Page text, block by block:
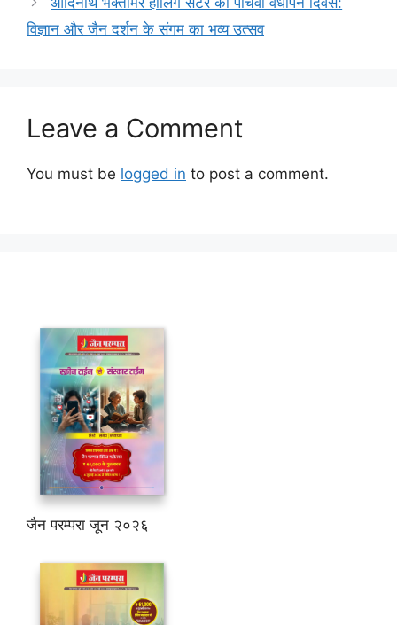
विज्ञान और जैन दर्शन के संगम का भव्य उत्सव
Leave a Comment
You must be logged in to post a comment.
जैन परम्परा जून २०२६